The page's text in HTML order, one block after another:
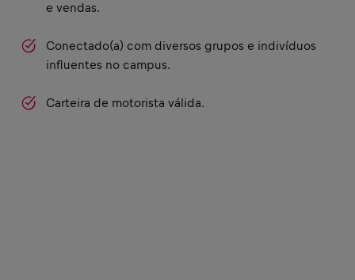
e vendas.
Conectado(a) com diversos grupos e indivíduos
influentes no campus.
Carteira de motorista válida.